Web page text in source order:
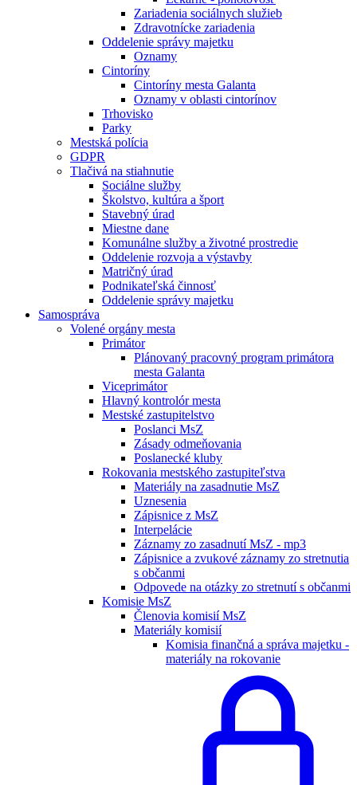
Zariadenia sociálnych služieb
Zdravotnícke zariadenia
Oddelenie správy majetku
Oznamy
Cintoríny
Cintoríny mesta Galanta
Oznamy v oblasti cintorínov
Trhovisko
Parky
Mestská polícia
GDPR
Tlačivá na stiahnutie
Sociálne služby
Školstvo, kultúra a šport
Stavebný úrad
Miestne dane
Komunálne služby a životné prostredie
Oddelenie rozvoja a výstavby
Matričný úrad
Podnikateľská činnosť
Oddelenie správy majetku
Samospráva
Volené orgány mesta
Primátor
Plánovaný pracovný program primátora
mesta Galanta
Viceprimátor
Hlavný kontrolór mesta
Mestské zastupitelstvo
Poslanci MsZ
Zásady odmeňovania
Poslanecké kluby
Rokovania mestského zastupiteľstva
Materiály na zasadnutie MsZ
Uznesenia
Zápisnice z MsZ
Interpelácie
Záznamy zo zasadnutí MsZ - mp3
Zápisnice a zvukové záznamy zo stretnutia
s občanmi
Odpovede na otázky zo stretnutí s občanmi
Komisie MsZ
Členovia komisií MsZ
Materiály komisií
Komisia finančná a správa majetku -
materiály na rokovanie